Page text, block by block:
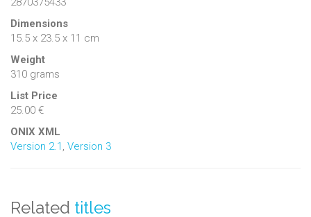
Dimensions
15.5 x 23.5 x 11 cm
Weight
310 grams
List Price
25.00 €
ONIX XML
Version 2.1 Version 3
Related titles